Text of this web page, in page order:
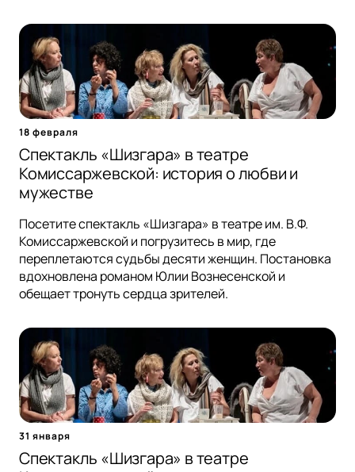
18 февраля
Спектакль «Шизгара» в театре
Комиссаржевской: история о любви и
мужестве
Посетите спектакль «Шизгара» в театре им. В.Ф.
Комиссаржевской и погрузитесь в мир, где
переплетаются судьбы десяти женщин. Постановка
вдохновлена романом Юлии Вознесенской и
обещает тронуть сердца зрителей.
31 января
Спектакль «Шизгара» в театре